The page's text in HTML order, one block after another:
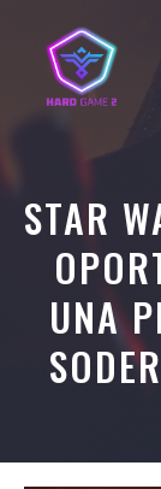
contenido
STAR
UNA